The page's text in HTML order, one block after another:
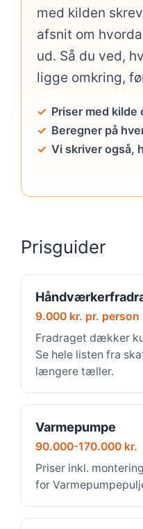
med kilden
afsnit om
ud. Så du ved,
ligge omkring,
Priser med kilde
Beregner på
Vi skriver også,
Prisguider
9.000 kr. pr. person
Fradraget dækker
Se hele listen fra
længere tæller.
Varmepumpe
90.000-170.000 kr.
Priser inkl.
for